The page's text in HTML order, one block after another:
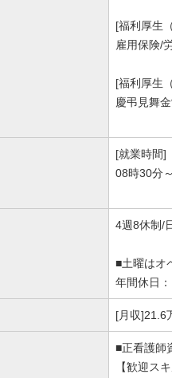
[福利厚生
雇用保険/
[福利厚生
慶弔見舞
[就業時間]
08時30分
4週8休制/
■土曜はオ
年間休日
[月収
■正看護師
【歓迎スキ